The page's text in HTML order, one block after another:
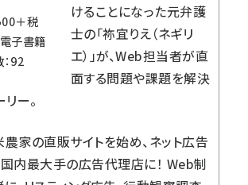
＋税
子書籍
92
けることになった元弁護
士の「祢宜りえ（ネギリ
エ）」が、Web担当者が直
面する問題や課題を解決
ー。
家の直販サイトを始め、ネット広告
内最大手の広告代理店に！ Web制